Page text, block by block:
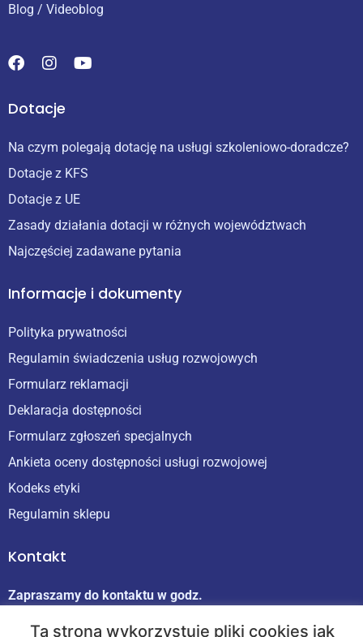
Blog / Videoblog
Dotacje
Na czym polegają dotację na usługi szkoleniowo-doradcze?
Dotacje z KFS
Dotacje z UE
Zasady działania dotacji w różnych województwach
Najczęściej zadawane pytania
Informacje i dokumenty
Polityka prywatności
Regulamin świadczenia usług rozwojowych
Formularz reklamacji
Deklaracja dostępności
Formularz zgłoszeń specjalnych
Ankieta oceny dostępności usługi rozwojowej
Kodeks etyki
Regulamin sklepu
Kontakt
Zapraszamy do kontaktu w godz.
Ta strona wykorzystuje pliki cookies jak